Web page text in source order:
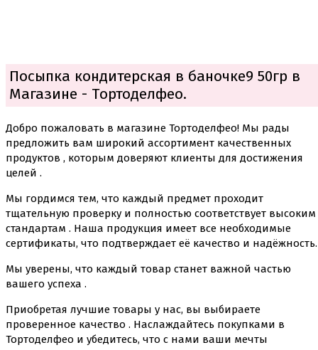
Посыпка кондитерская в баночке9 50гр в
Магазине - Тортоделфео.
Добро пожаловать в магазине Тортоделфео! Мы рады
предложить вам широкий ассортимент качественных
продуктов , которым доверяют клиенты для достижения
целей .
Мы гордимся тем, что каждый предмет проходит
тщательную проверку и полностью соответствует высоким
стандартам . Наша продукция имеет все необходимые
сертификаты, что подтверждает её качество и надёжность.
Мы уверены, что каждый товар станет важной частью
вашего успеха .
Приобретая лучшие товары у нас, вы выбираете
проверенное качество . Наслаждайтесь покупками в
Тортоделфео и убедитесь, что с нами ваши мечты